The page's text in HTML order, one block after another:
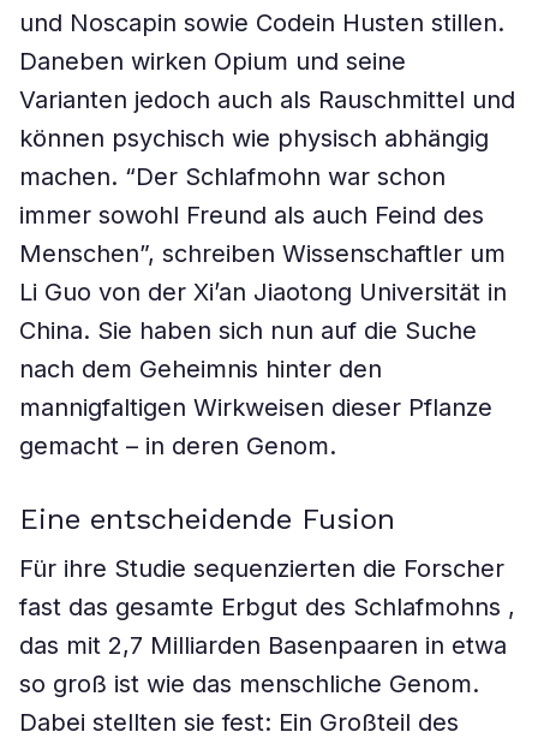
und Noscapin sowie Codein Husten stillen.
Daneben wirken Opium und seine
Varianten jedoch auch als Rauschmittel und
können psychisch wie physisch abhängig
machen. “Der Schlafmohn war schon
immer sowohl Freund als auch Feind des
Menschen”, schreiben Wissenschaftler um
Li Guo von der Xi’an Jiaotong Universität in
China. Sie haben sich nun auf die Suche
nach dem Geheimnis hinter den
mannigfaltigen Wirkweisen dieser Pflanze
gemacht – in deren Genom.
Eine entscheidende Fusion
Für ihre Studie sequenzierten die Forscher
fast das gesamte Erbgut des Schlafmohns ,
das mit 2,7 Milliarden Basenpaaren in etwa
so groß ist wie das menschliche Genom.
Dabei stellten sie fest: Ein Großteil des